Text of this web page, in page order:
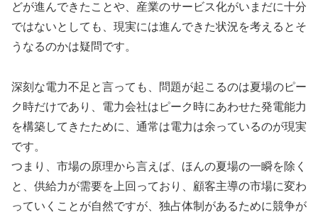
どが進んできたことや、産業のサービス化がいまだに十分
ではないとしても、現実には進んできた状況を考えるとそ
うなるのかは疑問です。
深刻な電力不足と言っても、問題が起こるのは夏場のピー
ク時だけであり、電力会社はピーク時にあわせた発電能力
を構築してきたために、通常は電力は余っているのが現実
です。
つまり、市場の原理から言えば、ほんの夏場の一瞬を除く
と、供給力が需要を上回っており、顧客主導の市場に変わ
っていくことが自然ですが、独占体制があるために競争が